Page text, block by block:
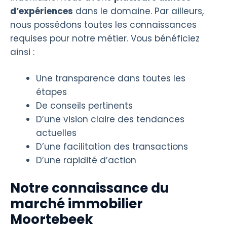
d’expériences dans le domaine. Par ailleurs,
nous possédons toutes les connaissances
requises pour notre métier. Vous bénéficiez
ainsi :
Une transparence dans toutes les
étapes
De conseils pertinents
D’une vision claire des tendances
actuelles
D’une facilitation des transactions
D’une rapidité d’action
Notre connaissance du
marché immobilier
Moortebeek